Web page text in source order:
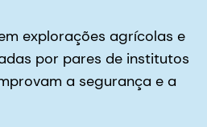
explorações agrícolas e
por pares de institutos
a segurança e a